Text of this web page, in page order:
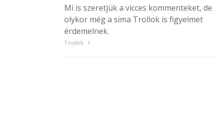
Mi is szeretjük a vicces kommenteket, de
olykor még a sima Trollok is figyelmet
érdemelnek.
Tovább